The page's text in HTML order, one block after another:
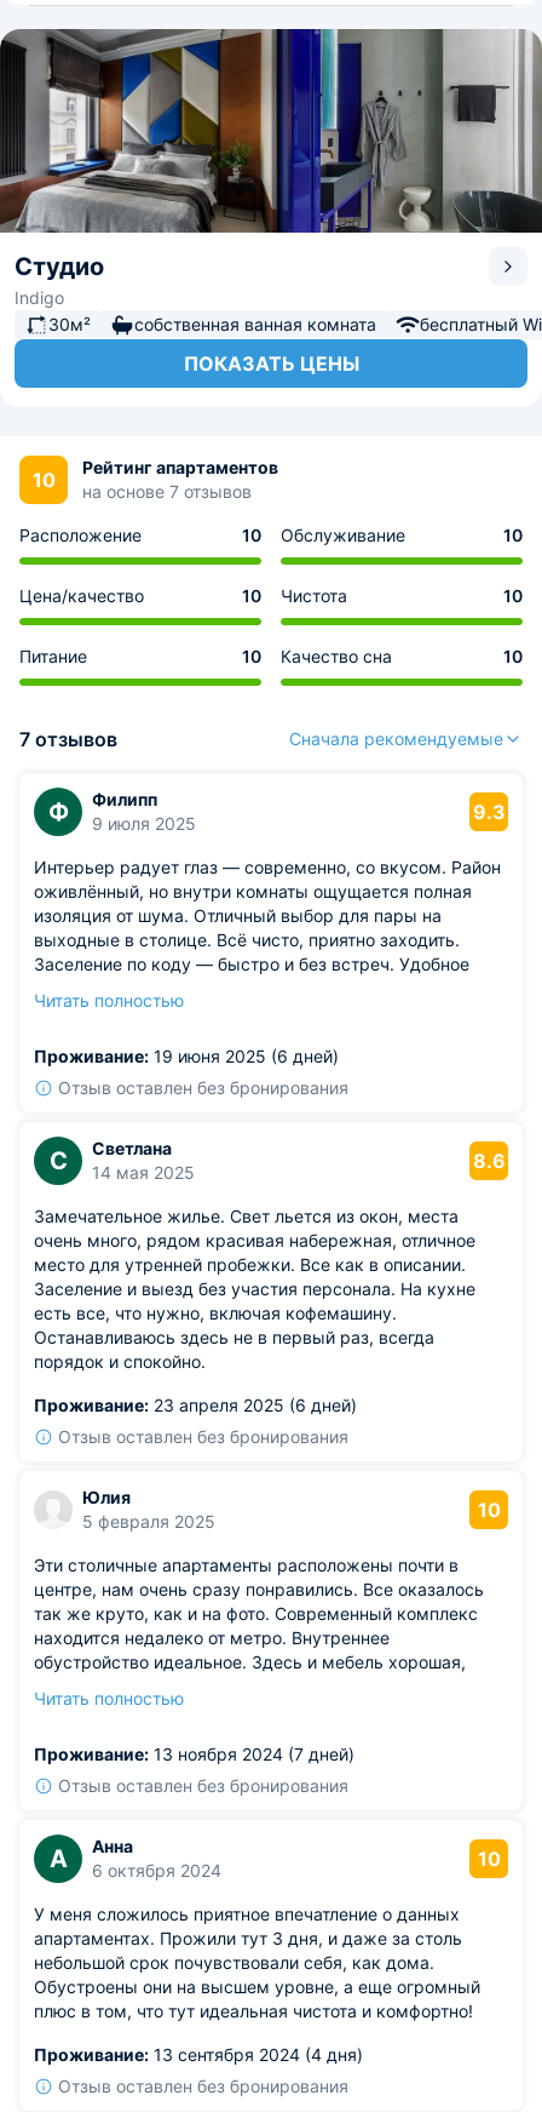
Студио
Indigo
30м²
собственная ванная комната бесплатный
ПОКАЗАТЬ ЦЕНЫ
10
Рейтинг апартаментов
на основе 7 отзывов
Расположение 10 Обслуживание 10
Цена/качество 10 Чистота 10
Питание 10 Качество сна 10
7 отзывов Сначала рекомендуемые
Ф
Филипп
9 июля 2025
9.3
Интерьер радует глаз — современно, со вкусом. Район
оживлённый, но внутри комнаты ощущается полная
изоляция от шума. Отличный выбор для пары на
выходные в столице. Всё чисто, приятно заходить.
Заселение по коду — быстро и без встреч. Удобное
всё, что нужно для лёгкого завтрака.
держать их закрытыми в тёплую погоду.
Читать полностью
Проживание: 19 июня 2025 (6 дней)
Отзыв оставлен без бронирования
С
Светлана
14 мая 2025
8.6
Замечательное жилье. Свет льется из окон, места
очень много, рядом красивая набережная, отличное
место для утренней пробежки. Все как в описании.
Заселение и выезд без участия персонала. На кухне
есть все, что нужно, включая кофемашину.
Останавливаюсь здесь не в первый раз, всегда
порядок и спокойно.
Проживание: 23 апреля 2025 (6 дней)
Отзыв оставлен без бронирования
Юлия
5 февраля 2025
10
Эти столичные апартаменты расположены почти в
центре, нам очень сразу понравились. Все оказалось
так же круто, как и на фото. Современный комплекс
находится недалеко от метро. Внутреннее
обустройство идеальное. Здесь и мебель хорошая,
для приготовления еды на кухне. В ванной
используются разные предметы декора.
Читать полностью
Проживание: 13 ноября 2024 (7 дней)
Отзыв оставлен без бронирования
А
Анна
6 октября 2024
10
У меня сложилось приятное впечатление о данных
апартаментах. Прожили тут 3 дня, и даже за столь
небольшой срок почувствовали себя, как дома.
Обустроены они на высшем уровне, а еще огромный
плюс в том, что тут идеальная чистота и комфортно!
Проживание: 13 сентября 2024 (4 дня)
Отзыв оставлен без бронирования